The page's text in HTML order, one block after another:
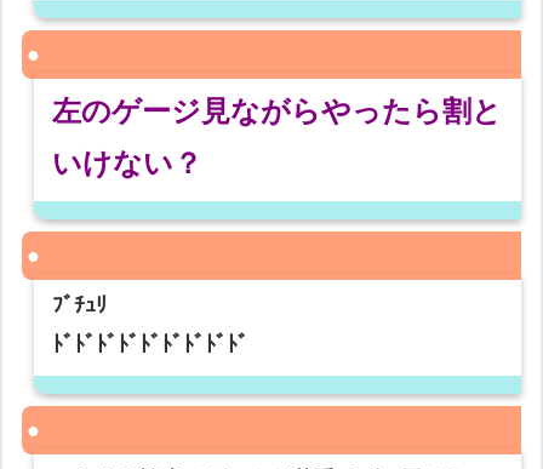
左のゲージ見ながらやったら割と
いけない？
ﾌﾞﾁｭﾘ
ﾄﾞﾄﾞﾄﾞﾄﾞﾄﾞﾄﾞﾄﾞﾄﾞﾄﾞ